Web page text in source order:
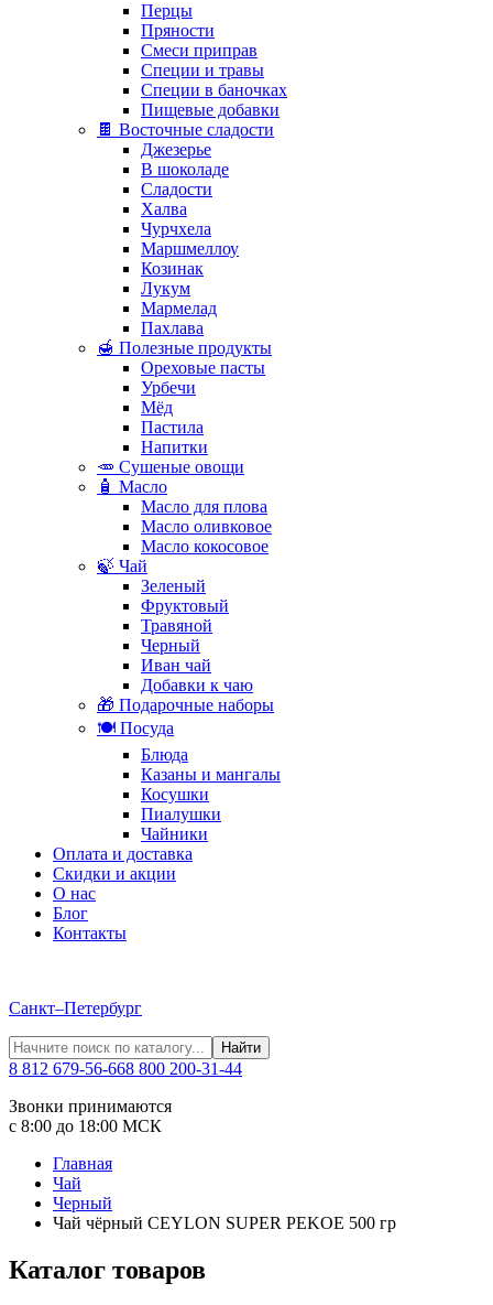
Перцы
Пряности
Смеси приправ
Специи и травы
Специи в баночках
Пищевые добавки
🍫 Восточные сладости
Джезерье
В шоколаде
Сладости
Халва
Чурчхела
Маршмеллоу
Козинак
Лукум
Мармелад
Пахлава
🍯 Полезные продукты
Ореховые пасты
Урбечи
Мёд
Пастила
Напитки
🥕 Сушеные овощи
🧴 Масло
Масло для плова
Масло оливковое
Масло кокосовое
🍃 Чай
Зеленый
Фруктовый
Травяной
Черный
Иван чай
Добавки к чаю
🎁 Подарочные наборы
🍽️ Посуда
Блюда
Казаны и мангалы
Косушки
Пиалушки
Чайники
Оплата и доставка
Скидки и акции
О нас
Блог
Контакты
Санкт–Петербург
Найти
8 812 679-56-668 800 200-31-44
Звонки принимаются
с 8:00 до 18:00 МСК
Главная
Чай
Черный
Чай чёрный CEYLON SUPER PEKOE 500 гр
Каталог товаров